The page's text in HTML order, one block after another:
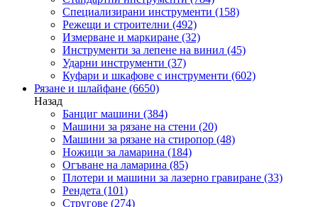
Специализирани инструменти (158)
Режещи и строителни (492)
Измерване и маркиране (32)
Инструменти за лепене на винил (45)
Ударни инструменти (37)
Куфари и шкафове с инструменти (602)
Рязане и шлайфане (6650)
Назад
Банциг машини (384)
Машини за рязане на стени (20)
Машини за рязане на стиропор (48)
Ножици за ламарина (184)
Огъване на ламарина (85)
Плотери и машини за лазерно гравиране (33)
Рендета (101)
Стругове (274)